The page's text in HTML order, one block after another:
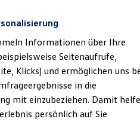
bei Volkswagen
dieser Seite ist die Autohaus Tack
26725 Emden
Informationen über Ihre
Seitenaufrufe,
Klicks) und ermöglichen uns
in die
mit einzubeziehen. Damit
persönlich auf Sie